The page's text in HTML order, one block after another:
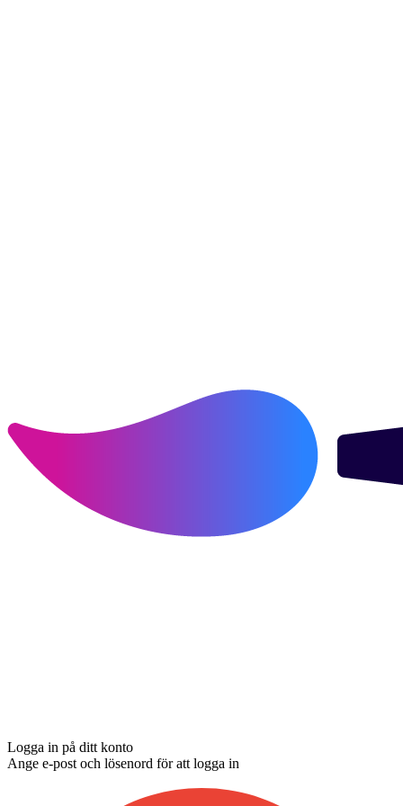
Logga in på ditt konto
Ange e-post och lösenord för att logga in